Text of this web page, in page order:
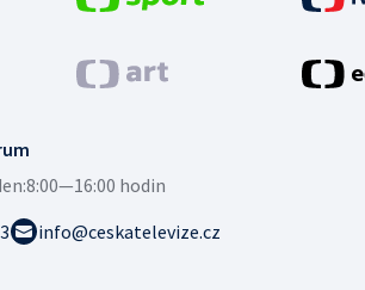
8:00—16:00 hodin
info@ceskatelevize.cz